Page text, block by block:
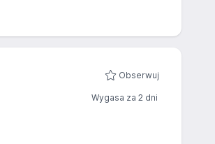
Obserwuj
Wygasa za 2 dni